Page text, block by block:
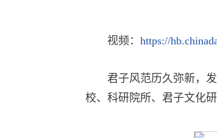
视频： https://
君子风范历久弥新，
校、科研院所、君子文化